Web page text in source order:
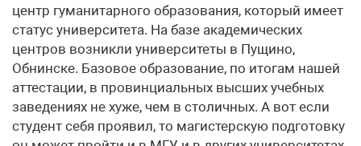
центр гуманитарного образования, который имеет
статус университета. На базе академических
центров возникли университеты в Пущино,
Обнинске. Базовое образование, по итогам нашей
аттестации, в провинциальных высших учебных
заведениях не хуже, чем в столичных. А вот если
студент себя проявил, то магистерскую подготовку